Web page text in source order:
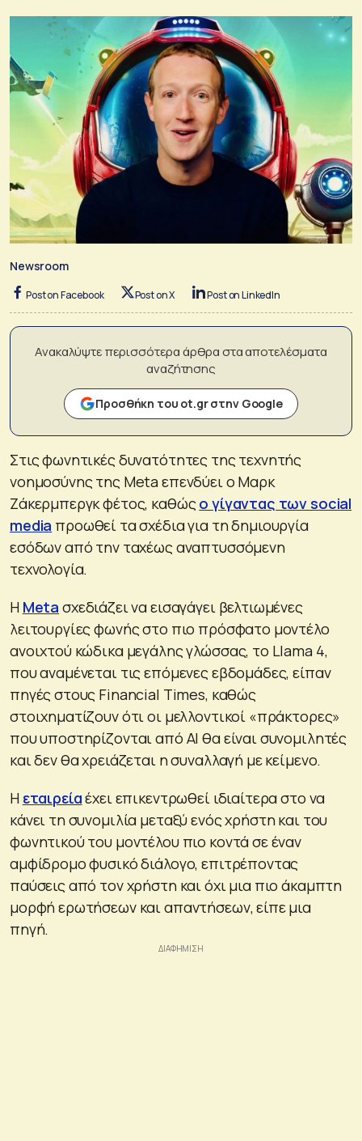
Newsroom
Post on Facebook Post on X Post on LinkedIn
Ανακαλύψτε περισσότερα άρθρα στα αποτελέσματα
αναζήτησης
Προσθήκη του ot.gr στην Google
Στις φωνητικές δυνατότητες της τεχνητής
νοημοσύνης της Meta επενδύει ο Μαρκ
Ζάκερμπεργκ φέτος, καθώςο γίγαντας των social
media προωθεί τα σχέδια για τη δημιουργία
εσόδων από την ταχέως αναπτυσσόμενη
τεχνολογία.
Η Meta σχεδιάζει να εισαγάγει βελτιωμένες
λειτουργίες φωνής στο πιο πρόσφατο μοντέλο
ανοιχτού κώδικα μεγάλης γλώσσας, το Llama 4,
που αναμένεται τις επόμενες εβδομάδες, είπαν
πηγές στους Financial Times, καθώς
στοιχηματίζουν ότι οι μελλοντικοί «πράκτορες»
που υποστηρίζονται από AI θα είναι συνομιλητές
και δεν θα χρειάζεται η συναλλαγή με κείμενο.
Η εταιρείαέχει επικεντρωθεί ιδιαίτερα στο να
κάνει τη συνομιλία μεταξύ ενός χρήστη και του
φωνητικού του μοντέλου πιο κοντά σε έναν
αμφίδρομο φυσικό διάλογο, επιτρέποντας
παύσεις από τον χρήστη και όχι μια πιο άκαμπτη
μορφή ερωτήσεων και απαντήσεων, είπε μια
πηγή.